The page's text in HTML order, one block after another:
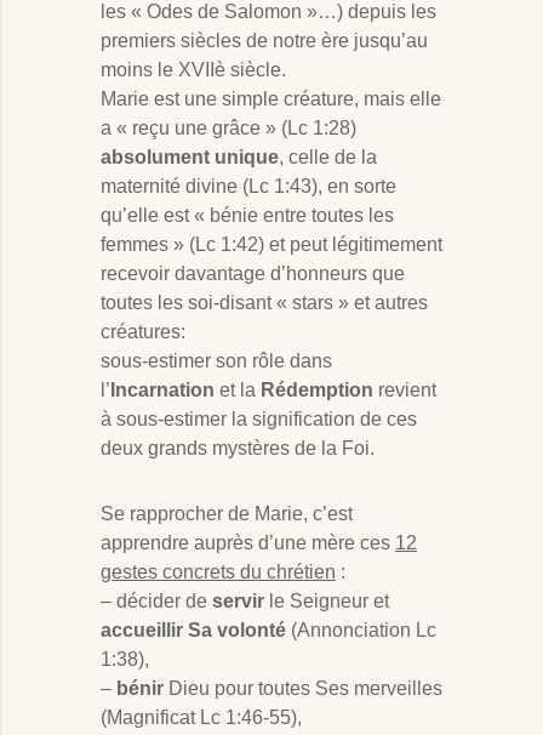
les « Odes de Salomon »…) depuis les
premiers siècles de notre ère jusqu’au
moins le XVIIè siècle.
Marie est une simple créature, mais elle
a « reçu une grâce » (Lc 1:28)
absolument unique, celle de la
maternité divine (Lc 1:43), en sorte
qu’elle est « bénie entre toutes les
femmes » (Lc 1:42) et peut légitimement
recevoir davantage d’honneurs que
toutes les soi-disant « stars » et autres
créatures:
sous-estimer son rôle dans
l’ Incarnation et la Rédemption revient
à sous-estimer la signification de ces
deux grands mystères de la Foi.
Se rapprocher de Marie, c’est
apprendre auprès d’une mère ces 12
gestes concrets du chrétien :
– décider de servir le Seigneur et
accueillir Sa volonté (Annonciation Lc
1:38),
– bénir Dieu pour toutes Ses merveilles
(Magnificat Lc 1:46-55),